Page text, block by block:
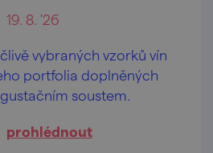
19. 8. '26
vybraných vzorků vín
portfolia doplněných
soustem.
prohlédnout